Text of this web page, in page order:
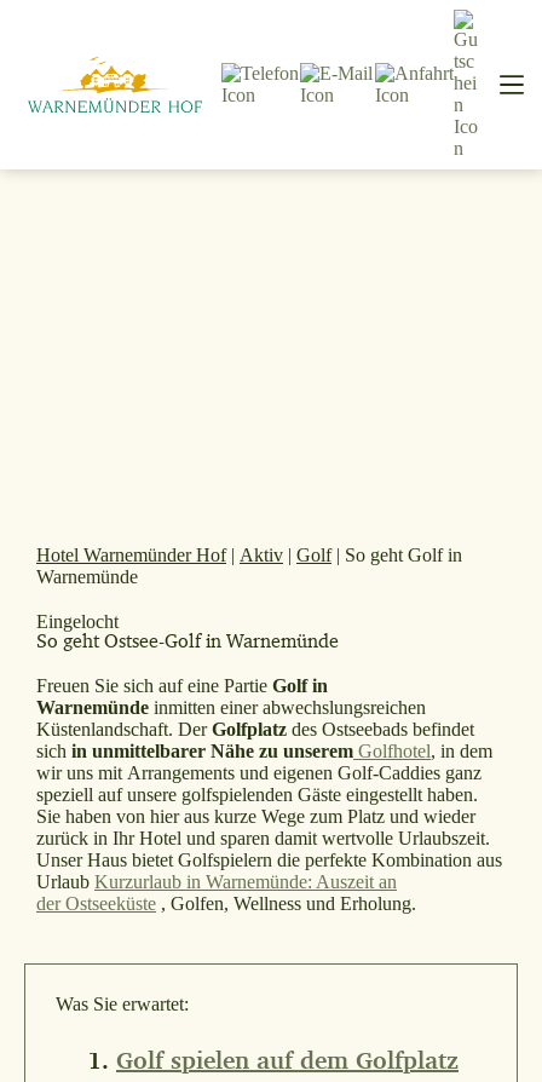
Hotel Warnemünder Hof| Aktiv | Golf| So geht Golf in
Warnemünde
Eingelocht
So geht Ostsee-Golf in Warnemünde
Freuen Sie sich auf eine Partie Golf in
Warnemünde inmitten einer abwechslungsreichen
Küstenlandschaft. DerGolfplatz des Ostseebads befindet
sich in unmittelbarer Nähe zu unserem Golfhotel, in dem
wir uns mit Arrangements und eigenen Golf-Caddies ganz
speziell auf unsere golfspielenden Gäste eingestellt haben.
Sie haben von hier aus kurze Wege zum Platz und wieder
zurück in Ihr Hotel und sparen damit wertvolle Urlaubszeit.
Unser Haus bietet Golfspielern die perfekte Kombination aus
Urlaub Kurzurlaub in Warnemünde: Auszeit an
derOstseeküste , Golfen, Wellness und Erholung.
Was Sie erwartet:
Golf spielen auf dem Golfplatz